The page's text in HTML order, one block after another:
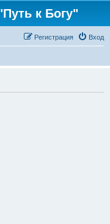
к Богу"
Вход
Регистрация